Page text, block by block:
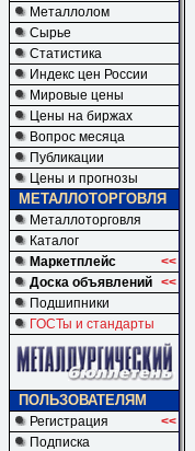
Металлолом
Сырье
Статистика
Индекс цен России
Мировые цены
Цены на биржах
Вопрос месяца
Публикации
Цены и прогнозы
МЕТАЛЛОТОРГОВЛЯ
Металлоторговля
Каталог
Маркетплейс
<<
Доска объявлений <<
Подшипники
ГОСТы и стандарты
ПОЛЬЗОВАТЕЛЯМ
Регистрация
<<
Подписка